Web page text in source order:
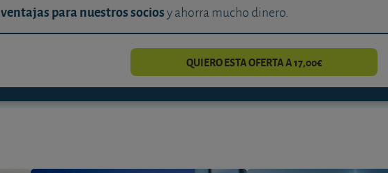
ventajas para nuestros sociosy ahorra mucho dinero.
QUIERO ESTA OFERTA A 17,00€